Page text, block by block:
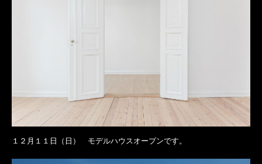
１２月１１日（日） モデルハウスオープンです。